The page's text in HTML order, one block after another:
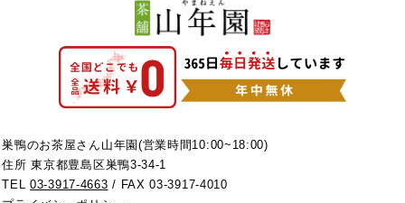
巣鴨のお茶屋さん山年園(営業時間10:00~18:00)
住所 東京都豊島区巣鴨3-34-1
TEL03-3917-4663 / FAX 03-3917-4010